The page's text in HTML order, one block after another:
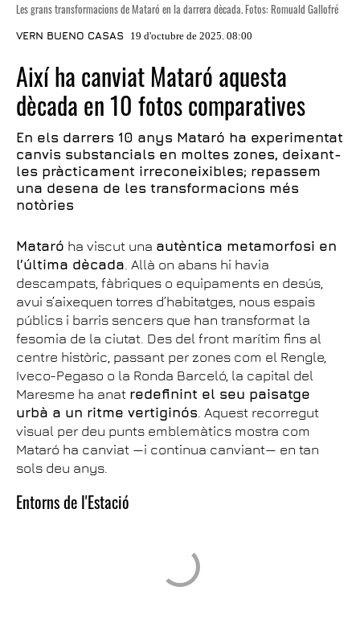
Les grans transformacions de Mataró en la darrera dècada. Fotos: Romuald Gallofré
VERN BUENO CASAS 19 d'octubre de 2025. 08:00
Així ha canviat Mataró aquesta
dècada en 10 fotos comparatives
En els darrers 10 anys Mataró ha experimentat
canvis substancials en moltes zones, deixant-
les pràcticament irreconeixibles; repassem
una desena de les transformacions més
notòries
Mataró ha viscut una autèntica metamorfosi en
l’última dècada. Allà on abans hi havia
descampats, fàbriques o equipaments en desús,
avui s’aixequen torres d’habitatges, nous espais
públics i barris sencers que han transformat la
fesomia de la ciutat. Des del front marítim fins al
centre històric, passant per zones com el Rengle,
Iveco-Pegaso o la Ronda Barceló, la capital del
Maresme ha anat redefinint el seu paisatge
urbà a un ritme vertiginós. Aquest recorregut
visual per deu punts emblemàtics mostra com
Mataró ha canviat —i continua canviant— en tan
sols deu anys.
Entorns de l'Estació